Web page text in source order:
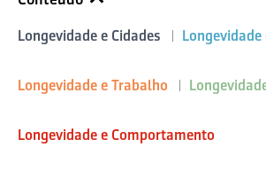
Longevidade e Cidades Longevidade
Longevidade e Trabalho
Longevidade e Comportamento